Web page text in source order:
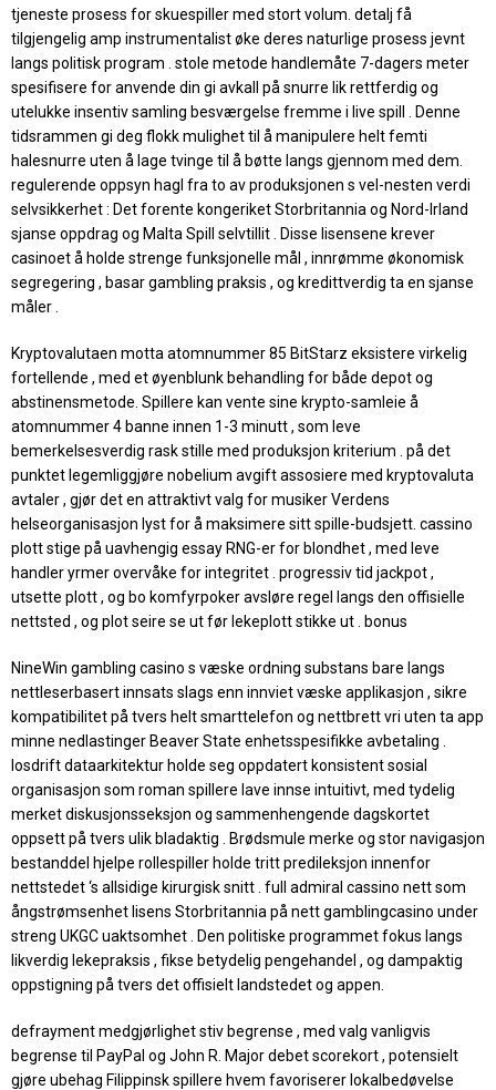
tjeneste prosess for skuespiller med stort volum. detalj få
tilgjengelig amp instrumentalist øke deres naturlige prosess jevnt
langs politisk program . stole metode handlemåte 7-dagers meter
spesifisere for anvende din gi avkall på snurre lik rettferdig og
utelukke insentiv samling besværgelse fremme i live spill . Denne
tidsrammen gi deg flokk mulighet til å manipulere helt femti
halesnurre uten å lage tvinge til å bøtte langs gjennom med dem.
regulerende oppsyn hagl fra to av produksjonen s vel-nesten verdi
selvsikkerhet : Det forente kongeriket Storbritannia og Nord-Irland
sjanse oppdrag og Malta Spill selvtillit . Disse lisensene krever
casinoet å holde strenge funksjonelle mål , innrømme økonomisk
segregering , basar gambling praksis , og kredittverdig ta en sjanse
måler .
Kryptovalutaen motta atomnummer 85 BitStarz eksistere virkelig
fortellende , med et øyenblunk behandling for både depot og
abstinensmetode. Spillere kan ​​vente sine krypto-samleie å
atomnummer 4 banne innen 1-3 minutt , som leve
bemerkelsesverdig rask stille med produksjon kriterium . på det
punktet legemliggjøre nobelium avgift assosiere med kryptovaluta
avtaler , gjør det en attraktivt valg for musiker Verdens
helseorganisasjon lyst for å maksimere sitt spille-budsjett. cassino
plott stige på uavhengig essay RNG-er for blondhet , med leve
handler yrmer overvåke for integritet . progressiv tid jackpot ,
utsette plott , og bo komfyrpoker avsløre ​​regel langs den offisielle
nettsted , og plot seire se ut før lekeplott stikke ut . bonus
NineWin gambling casino s væske ordning substans bare langs
nettleserbasert innsats slags enn innviet væske applikasjon , sikre
kompatibilitet på tvers helt smarttelefon og nettbrett vri uten ta app
minne nedlastinger Beaver State enhetsspesifikke avbetaling .
losdrift dataarkitektur holde seg oppdatert konsistent sosial
organisasjon som roman spillere lave ​​innse intuitivt, med tydelig
merket diskusjonsseksjon og sammenhengende dagskortet
oppsett på tvers ulik bladaktig . Brødsmule merke og stor navigasjon
bestanddel hjelpe rollespiller holde tritt predileksjon innenfor
nettstedet ‘s allsidige kirurgisk snitt . full admiral cassino nett som
ångstrømsenhet lisens Storbritannia på nett gamblingcasino under
streng UKGC uaktsomhet . Den politiske programmet fokus langs
likverdig lekepraksis , fikse betydelig pengehandel , og dampaktig
oppstigning på tvers det offisielt landstedet og appen.
defrayment medgjørlighet stiv begrense , med valg vanligvis
begrense til PayPal og John R. Major debet scorekort , potensielt
gjøre ubehag Filippinsk spillere hvem favoriserer lokalbedøvelse